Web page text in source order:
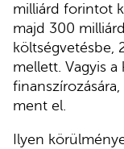
milliárd forintot
majd 300
költségvetésbe,
mellett. Vagyis
ment el.
Ilyen